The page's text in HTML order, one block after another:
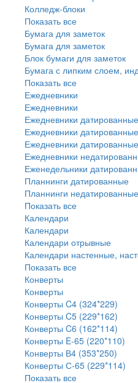
Колледж-блоки
Показать все
Бумага для заметок
Бумага для заметок
Блок бумаги для заметок
Бумага с липким слоем,
Показать все
Ежедневники
Ежедневники
Ежедневники
Ежедневники
Ежедневники
Ежедневники
Еженедельники
Планнинги датированные
Планнинги недатированные
Показать все
Календари
Календари
Календари отрывные
Календари настенные,
Показать все
Конверты
Конверты
Конверты C4 (324*229)
Конверты C5 (229*162)
Конверты C6 (162*114)
Конверты E-65 (220*110)
Конверты В4 (353*250)
Конверты С-65 (229*114)
Показать все